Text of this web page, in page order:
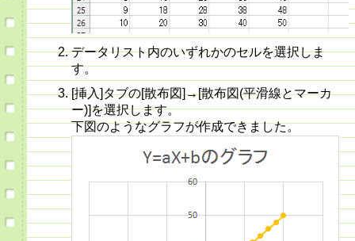
データリスト内のいずれかのセルを選択しま
す。
[挿入]タブの[散布図]→[散布図(平滑線とマーカ
ー)]を選択します。
下図のようなグラフが作成できました。